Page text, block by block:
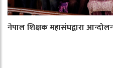
नेपाल शिक्षक महासंघद्वारा